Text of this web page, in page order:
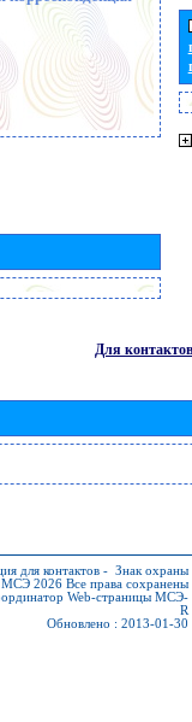
Для контактов
для контактов - Знак охраны
МСЭ 2026 Все права сохранены
Web-страницы МСЭ-
R
Обновлено : 2013-01-30